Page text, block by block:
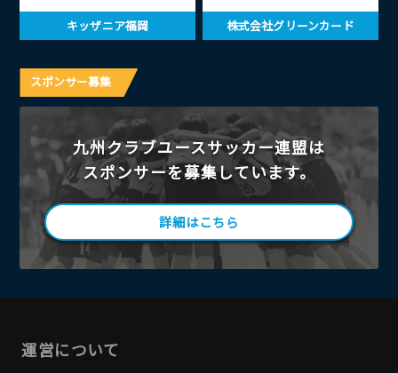
キッザニア福岡 株式会社グリーンカード
スポンサー募集
九州クラブユースサッカー連盟は
スポンサーを募集しています。
詳細はこちら
運営について